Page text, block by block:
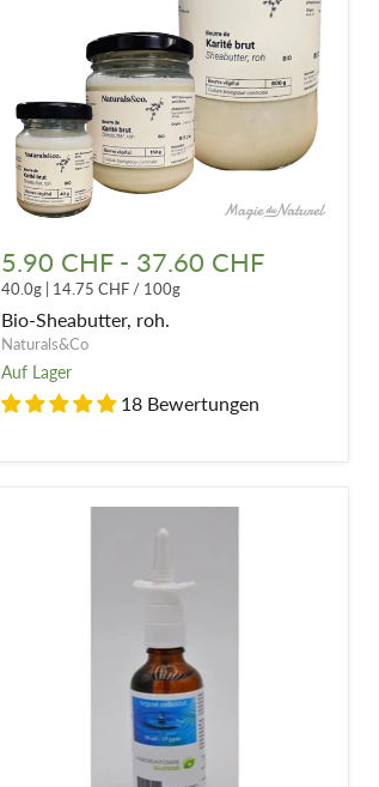
Sheabutter,
roh.
5.90 CHF- 37.60 CHF
40.0g| 14.75 CHF/ 100g
Bio-Sheabutter, roh.
Naturals&Co
Auf Lager
18 Bewertungen